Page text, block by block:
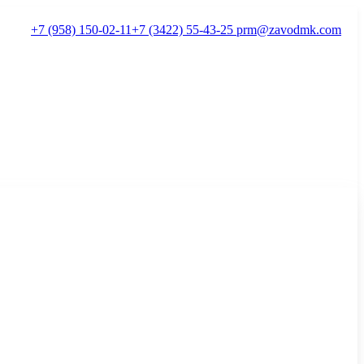
+7 (958) 150-02-11+7 (3422) 55-43-25 prm@zavodmk.com